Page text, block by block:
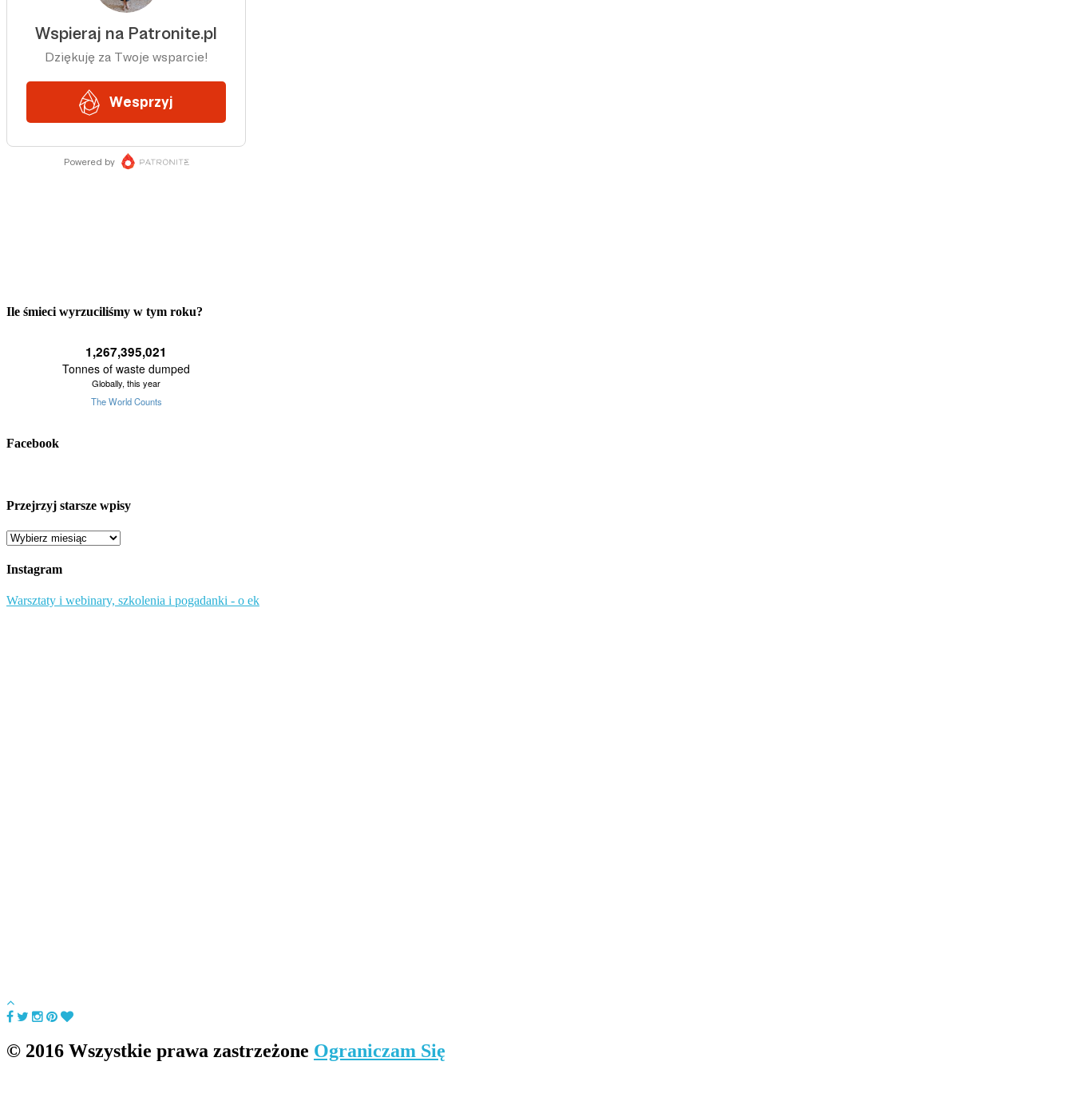
Ile śmieci wyrzuciliśmy w tym roku?
Facebook
Przejrzyj starsze wpisy
Przejrzyj
wpisy
Instagram
Warsztaty i webinary, szkolenia i pogadanki - o ek
© 2016 Wszystkie prawa zastrzeżone Ograniczam Się